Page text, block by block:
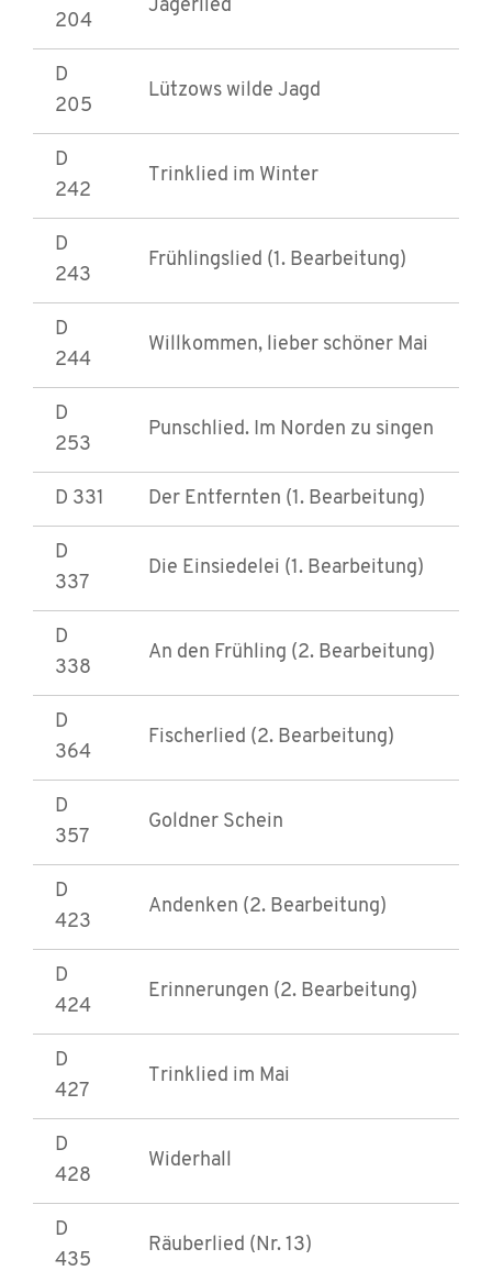
204
Jägerlied
D
205
Lützows wilde Jagd
D
242
Trinklied im Winter
D
243
Frühlingslied (1. Bearbeitung)
D
244
Willkommen, lieber schöner Mai
D
253
Punschlied. Im Norden zu singen
D 331 Der Entfernten (1. Bearbeitung)
D
337
Die Einsiedelei (1. Bearbeitung)
D
338
An den Frühling (2. Bearbeitung)
D
364
Fischerlied (2. Bearbeitung)
D
357
Goldner Schein
D
423
Andenken (2. Bearbeitung)
D
424
Erinnerungen (2. Bearbeitung)
D
427
Trinklied im Mai
D
428
Widerhall
D
435
Räuberlied (Nr. 13)